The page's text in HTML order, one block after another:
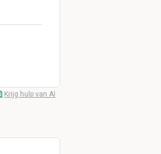
Krijg hulp van AI